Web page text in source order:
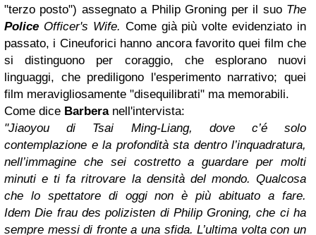
"terzo posto") assegnato a Philip Groning per il suo The
Police Officer's Wife. Come già più volte evidenziato in
passato, i Cineuforici hanno ancora favorito quei film che
si distinguono per coraggio, che esplorano nuovi
linguaggi, che prediligono l'esperimento narrativo; quei
film meravigliosamente "disequilibrati" ma memorabili.
Come dice Barberanell'intervista:
"Jiaoyou di Tsai Ming-Liang, dove c’é solo
contemplazione e la profondità sta dentro l’inquadratura,
nell’immagine che sei costretto a guardare per molti
minuti e ti fa ritrovare la densità del mondo. Qualcosa
che lo spettatore di oggi non è più abituato a fare.
IdemDie frau des polizisten di Philip Groning, che ci ha
sempre messi di fronte a una sfida. L’ultima volta con un